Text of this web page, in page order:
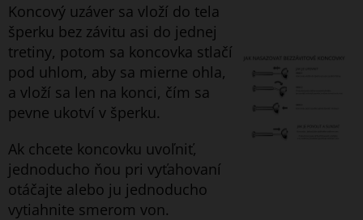
Koncový uzáver sa vloží do tela
šperku bez závitu asi do jednej
tretiny, potom sa koncovka stlačí
pod uhlom, aby sa mierne ohla,
a vloží sa len na konci, čím sa
pevne ukotví v šperku.
Ak chcete koncovku uvoľniť,
jednoducho ňou pri vyťahovaní
otáčajte alebo ju jednoducho
vytiahnite smerom von.